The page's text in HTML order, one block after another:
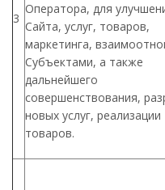
3
Оператора, для
Сайта, услуг, товаров,
маркетинга,
Субъектами, а также
дальнейшего
совершенствования,
новых услуг, реализации
товаров.